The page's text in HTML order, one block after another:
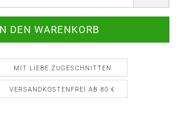
MIT LIEBE ZUGESCHNITTEN
VERSANDKOSTENFREI AB 80 €